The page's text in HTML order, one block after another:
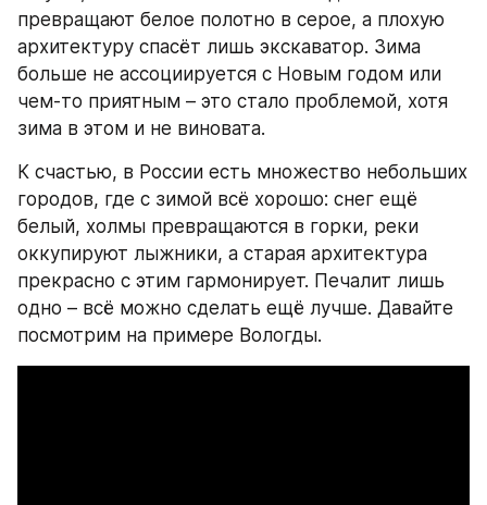
превращают белое полотно в серое, а плохую
архитектуру спасёт лишь экскаватор. Зима
больше не ассоциируется с Новым годом или
чем-то приятным – это стало проблемой, хотя
зима в этом и не виновата.
К счастью, в России есть множество небольших
городов, где с зимой всё хорошо: снег ещё
белый, холмы превращаются в горки, реки
оккупируют лыжники, а старая архитектура
прекрасно с этим гармонирует. Печалит лишь
одно – всё можно сделать ещё лучше. Давайте
посмотрим на примере Вологды.